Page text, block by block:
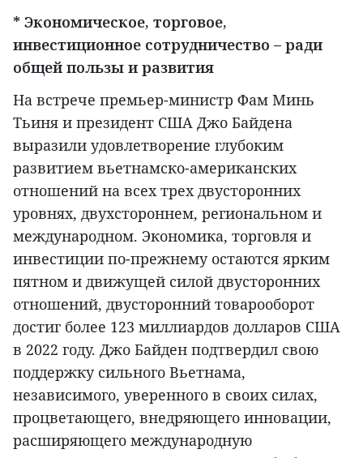
* Экономическое, торговое,
инвестиционное сотрудничество – ради
общей пользы и развития
На встрече премьер-министр Фам Минь
Тьиня и президент США Джо Байдена
выразили удовлетворение глубоким
развитием вьетнамско-американских
отношений на всех трех двусторонних
уровнях, двухстороннем, региональном и
международном. Экономика, торговля и
инвестиции по-прежнему остаются ярким
пятном и движущей силой двусторонних
отношений, двусторонний товарооборот
достиг более 123 миллиардов долларов США
в 2022 году. Джо Байден подтвердил свою
поддержку сильного Вьетнама,
независимого, уверенного в своих силах,
процветающего, внедряющего инновации,
расширяющего международную